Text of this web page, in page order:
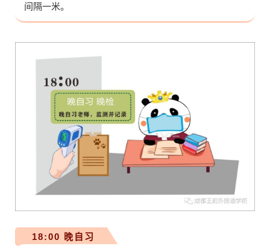
间隔一米。
18:00 晚自习